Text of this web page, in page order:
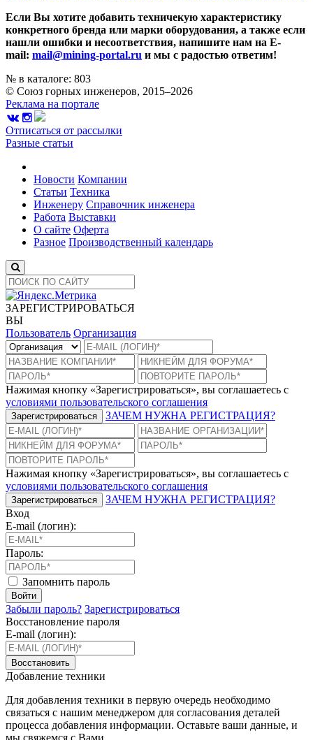
Если Вы хотите добавить техничекую характеристику
конкретного бренда или марки оборудования, а также если
нашли ошибки и несоответствия, напишите нам на E-
mail: mail@mining-portal.ru и мы с радостью ответим!
№ в каталоге: 803
© Союз горных инженеров, 2015–2026
Реклама на портале
Отписаться от рассылки
Разные статьи
Новости Компании
Статьи Техника
Инженеру Справочник инженера
Работа Выставки
О сайте Оферта
Разное Производственный календарь
ЗАРЕГИСТРИРОВАТЬСЯ
ВЫ
Пользователь Организация
Нажимая кнопку «Зарегистрироваться», вы соглашаетесь с
условиями пользовательского соглашения
Зарегистрироваться ЗАЧЕМ НУЖНА РЕГИСТРАЦИЯ?
Нажимая кнопку «Зарегистрироваться», вы соглашаетесь с
условиями пользовательского соглашения
Зарегистрироваться
ЗАЧЕМ НУЖНА РЕГИСТРАЦИЯ?
Вход
E-mail (логин):
Пароль:
Запомнить пароль
Войти
Забыли пароль? Зарегистрироваться
Восстановление пароля
E-mail (логин):
Восстановить
Добавление техники
Для добавления техники в первую очередь необходимо
связаться с нашим менеджером для согласования деталей
процесса добавления информации. Оставьте ваши данные, и
мы свяжемся с Вами.